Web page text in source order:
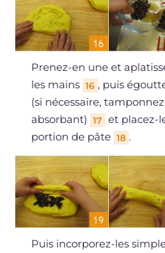
Prenez-en une et
les mains 16 , puis
(si nécessaire,
absorbant) 17 et placez-
portion de pâte 18 .
Puis incorporez-les